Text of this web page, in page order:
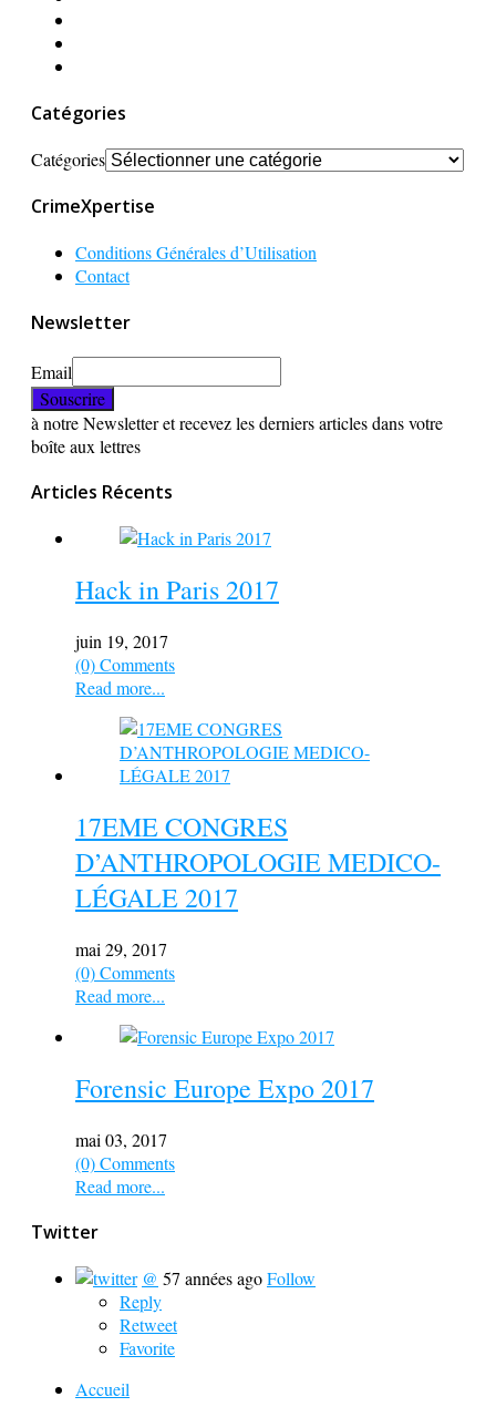
Catégories
Catégories
CrimeXpertise
Conditions Générales d’Utilisation
Contact
Newsletter
Email
à notre Newsletter et recevez les derniers articles dans votre
boîte aux lettres
Articles Récents
Hack in Paris 2017
juin 19, 2017
(0) Comments
Read more...
17EME CONGRES
D’ANTHROPOLOGIE MEDICO-
LÉGALE 2017
mai 29, 2017
(0) Comments
Read more...
Forensic Europe Expo 2017
mai 03, 2017
(0) Comments
Read more...
Twitter
@ 57 années agoFollow
Reply
Retweet
Favorite
Accueil